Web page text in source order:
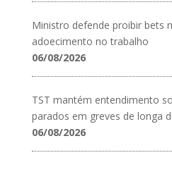
Ministro defende proibir bets
adoecimento no trabalho
06/08/2026
TST mantém entendimento
parados em greves de longa
06/08/2026